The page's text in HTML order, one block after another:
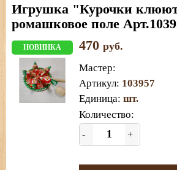
Игрушка "Курочки
ромашковое поле
НОВИНКА 470 руб.
Мастер:
Артикул: 103957
Единица: шт.
Количество:
- +